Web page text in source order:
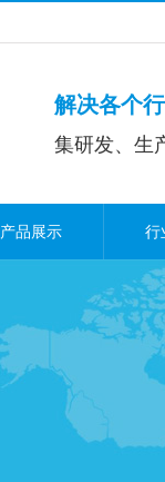
解决各个
集研发、生
产品展示 行